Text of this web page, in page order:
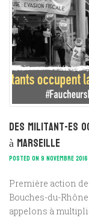
Des militant-es
à Marseille
POSTED ON 9 NOVEMBRE 2016
Première action
Bouches-du-
appelons à